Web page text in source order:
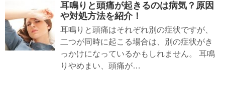
耳鳴りと頭痛が起きるのは病気？原因
や対処方法を紹介！
耳鳴りと頭痛はそれぞれ別の症状ですが、
二つが同時に起こる場合は、別の症状がき
っかけになっているかもしれません。 耳鳴
りやめまい、頭痛が…